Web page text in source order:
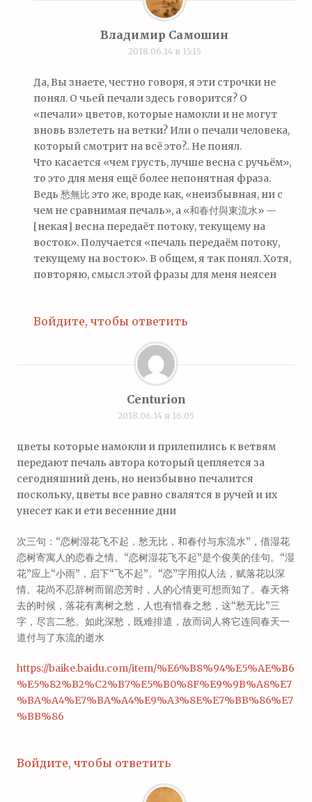
Владимир Самошин
2018.06.14 в 15:15
Да, Вы знаете, честно говоря, я эти строчки не
понял. О чьей печали здесь говорится? О
«печали» цветов, которые намокли и не могут
вновь взлететь на ветки? Или о печали человека,
который смотрит на всё это?.. Не понял.
Что касается «чем грусть, лучше весна с ручьём»,
то это для меня ещё более непонятная фраза.
Ведь 愁無比 это же, вроде как, «неизбывная, ни с
чем не сравнимая печаль», а «和春付與東流水» —
[некая] весна передаёт потоку, текущему на
восток». Получается «печаль передаём потоку,
текущему на восток». В общем, я так понял. Хотя,
повторяю, смысл этой фразы для меня неясен
Войдите, чтобы ответить
Centurion
2018.06.14 в 16:05
цветы которые намокли и прилепились к ветвям
передают печаль автора который цепляется за
сегодняшний день, но неизбывно печалится
поскольку, цветы все равно свалятся в ручей и их
унесет как и ети весенние дни
次三句：“恋树湿花飞不起，愁无比，和春付与东流水”，借湿花
恋树寄寓人的恋春之情。“恋树湿花飞不起”是个俊美的佳句。“湿
花”应上“小雨”，启下“飞不起”。“恋”字用拟人法，赋落花以深
情。花尚不忍辞树而留恋芳时，人的心情更可想而知了。春天将
去的时候，落花有离树之愁，人也有惜春之愁，这“愁无比”三
字，尽言二愁。如此深愁，既难排遣，故而词人将它连同春天一
道付与了东流的逝水
https://baike.baidu.com/item/%E6%B8%94%E5%AE%B6
%E5%82%B2%C2%B7%E5%B0%8F%E9%9B%A8%E7
%BA%A4%E7%BA%A4%E9%A3%8E%E7%BB%86%E7
%BB%86
Войдите, чтобы ответить